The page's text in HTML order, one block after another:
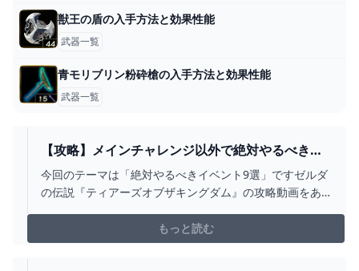
獣王の盾の入手方法と効果性能
武器一覧
青モリブリン粉砕槍の入手方法と効果性能
武器一覧
【攻略】メインチャレンジ以外で絶対やるべきイ
ベント9選【ゼルダの伝説ティアーズオブザキング
ダム/ティアキン】【ゆっくり解説】 - YOUTUBE
今回のテーマは「絶対やるべきイベント9選」ですゼルダ
の伝説『ティアーズオブザキングダム』の攻略動画をあ
ケンシュピールしゃろう様 神隠しの真相しゃろう様 10℃
しゃろう様 You and
もっと読む